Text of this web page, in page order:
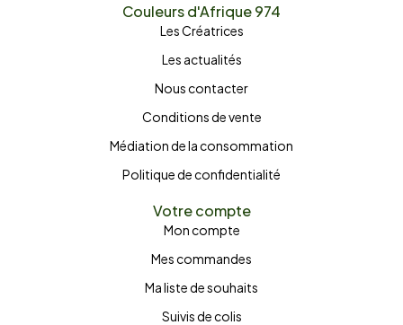
Couleurs d'Afrique 974
Les Créatrices
Les actualités
Nous contacter
Conditions de vente
Médiation de la consommation
Politique de confidentialité
Votre compte
Mon compte
Mes commandes
Ma liste de souhaits
Suivis de colis